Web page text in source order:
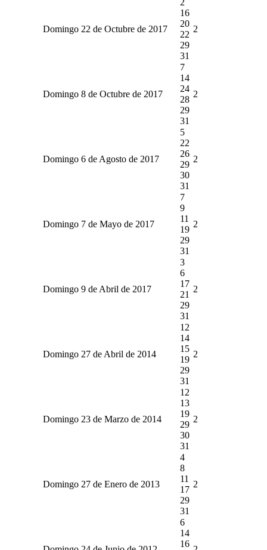
Domingo 22 de Octubre de 2017
16
20
22
29
31
2
Domingo 8 de Octubre de 2017
7
14
24
28
29
31
2
Domingo 6 de Agosto de 2017
5
22
26
29
30
31
2
Domingo 7 de Mayo de 2017
7
9
11
19
29
31
2
Domingo 9 de Abril de 2017
3
6
17
21
29
31
2
Domingo 27 de Abril de 2014
12
14
15
19
29
31
2
Domingo 23 de Marzo de 2014
12
13
19
29
30
31
2
Domingo 27 de Enero de 2013
4
8
11
17
29
31
2
6
14
16